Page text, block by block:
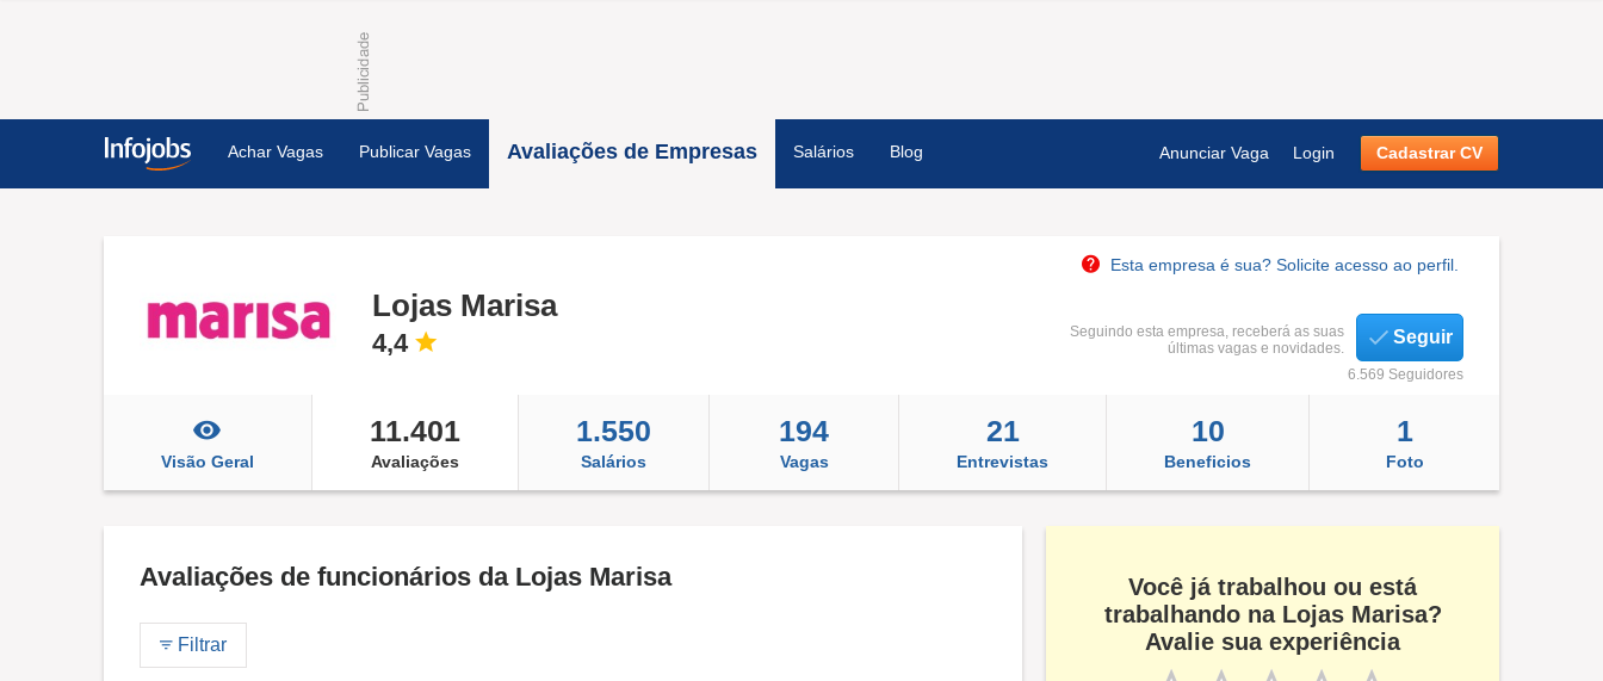
Achar Vagas Publicar Vagas Avaliações de Empresas Salários Blog Anunciar Vaga Login Cadastrar CV
Esta empresa é sua? Solicite acesso ao perfil.
Lojas Marisa
4,4
Seguindo esta empresa, receberá as suas
últimas vagas e novidades.
Seguir
6.569 Seguidores
Visão Geral
11.401
Avaliações
1.550
Salários
194
Vagas
21
Entrevistas
10
Beneficios
1
Foto
Avaliações de funcionários da Lojas Marisa
Filtrar
Você já trabalhou ou está
trabalhando na Lojas Marisa?
Avalie sua experiência